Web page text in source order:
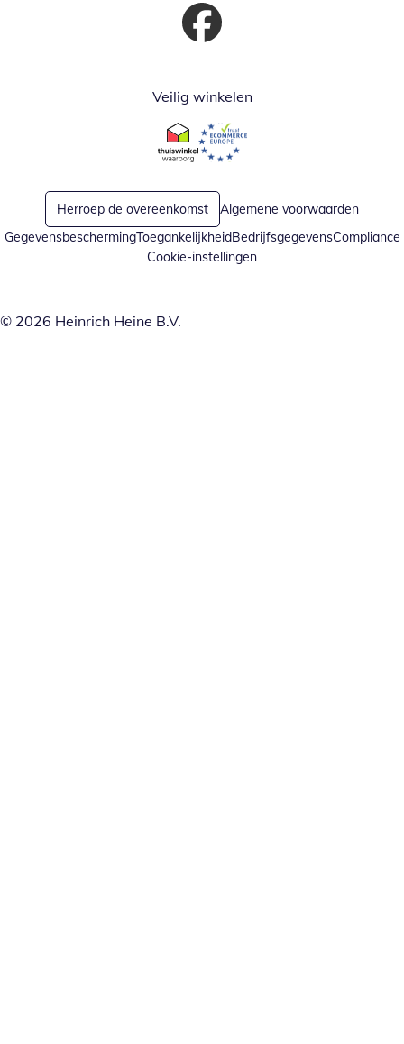
Opent in nieuw venster
Veilig winkelen
Opent in nieuw venster
Opent in nieuw venster
Herroep de overeenkomst
Algemene voorwaarden
GegevensbeschermingToegankelijkheidBedrijfsgegevensCompliance
Cookie-instellingen
© 2026 Heinrich Heine B.V.